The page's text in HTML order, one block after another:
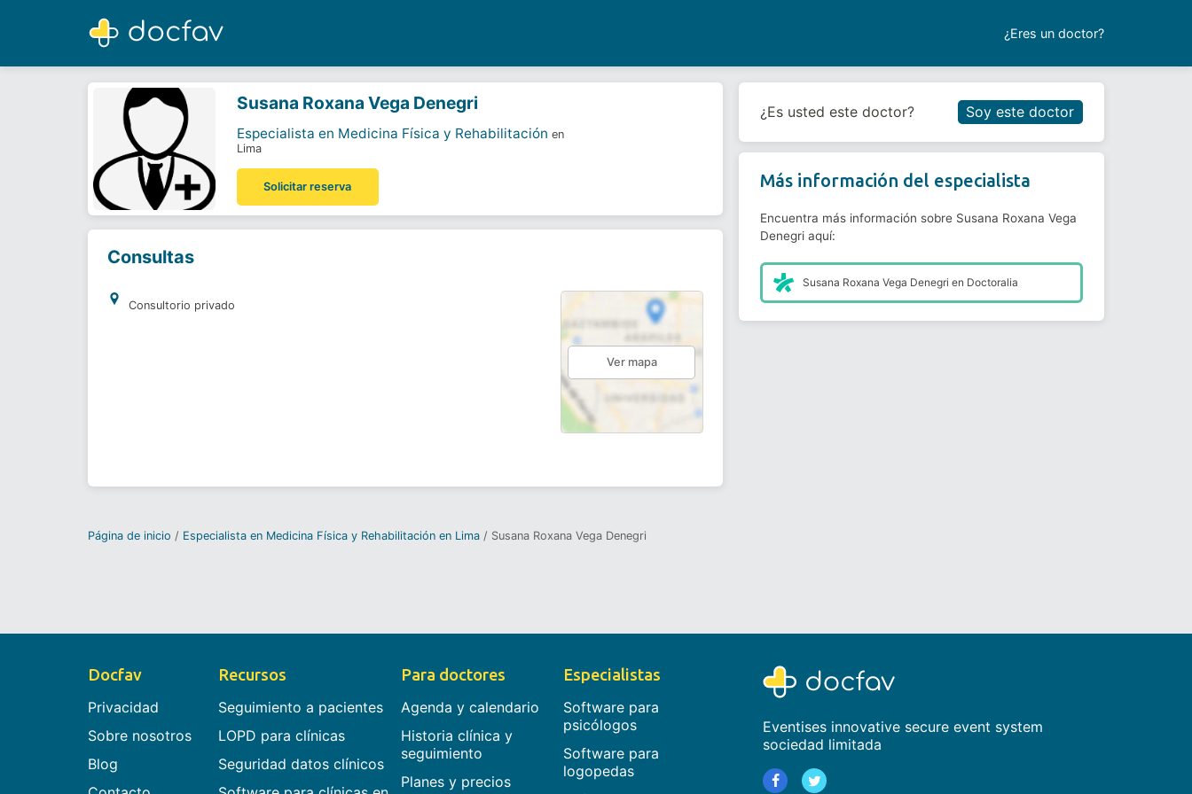
¿Eres un doctor?
Susana Roxana Vega Denegri
Especialista en Medicina Física y Rehabilitación
Reservar cita
Susana Roxana Vega Denegri
Especialista en Medicina Física y Rehabilitación en
Lima
Solicitar reserva
Consultas
Consultorio privado
Ver mapa
¿Es usted este doctor? Soy este doctor
Más información del especialista
Encuentra más información sobre Susana Roxana Vega
Denegri aquí:
Susana Roxana Vega Denegri en Doctoralia
Página de inicio Especialista en Medicina Física y Rehabilitación en Lima Susana Roxana Vega Denegri
Docfav
Privacidad
Sobre nosotros
Blog
Recursos
Seguimiento a pacientes
LOPD para clínicas
Seguridad datos clínicos
Para doctores
Agenda y calendario
Historia clínica y
seguimiento
Planes y precios
Especialistas
Software para
psicólogos
Software para
logopedas
Eventises innovative secure event system
sociedad limitada